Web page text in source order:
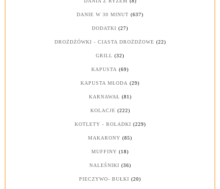
DANIE W 30 MINUT (637)
DODATKI (27)
DROŻDŻÓWKI - CIASTA DROŻDŻOWE (22)
GRILL (32)
KAPUSTA (69)
KAPUSTA MŁODA (29)
KARNAWAŁ (81)
KOLACJE (222)
KOTLETY - ROLADKI (229)
MAKARONY (85)
MUFFINY (18)
NALEŚNIKI (36)
PIECZYWO- BUŁKI (20)